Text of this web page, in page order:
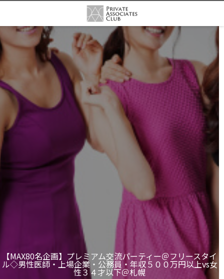
【MAX80名企画】プレミアム交流パーティー＠フリースタイ
ル◇男性医師・上場企業・公務員・年収５００万円以上vs女
性３４才以下＠札幌